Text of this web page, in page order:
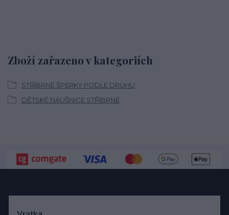
Zboží zařazeno v kategoriích
STŘÍBRNÉ ŠPERKY PODLE DRUHU
DĚTSKÉ NÁUŠNICE STŘÍBRNÉ